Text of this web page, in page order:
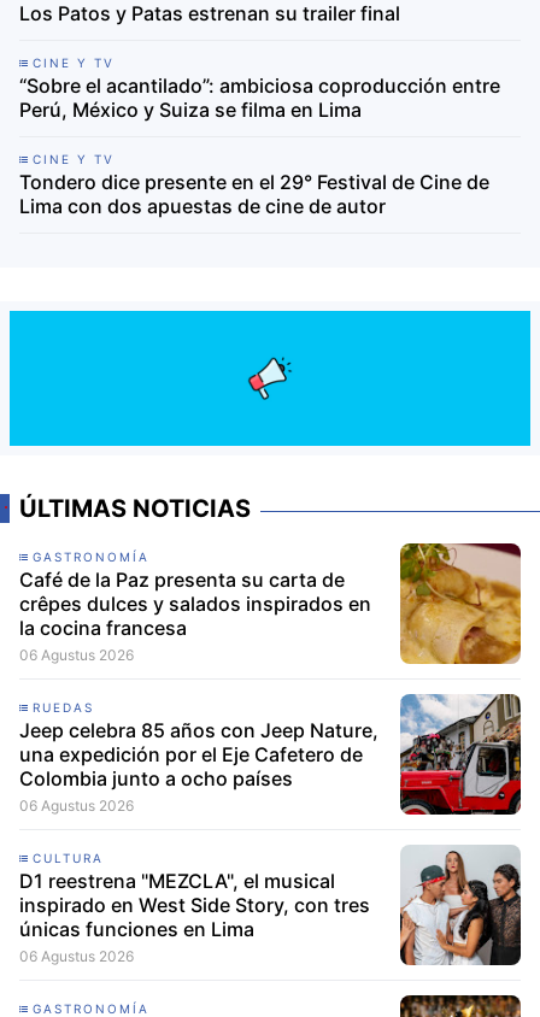
Los Patos y Patas estrenan su trailer final
CINE Y TV
“Sobre el acantilado”: ambiciosa coproducción entre
Perú, México y Suiza se filma en Lima
CINE Y TV
Tondero dice presente en el 29° Festival de Cine de
Lima con dos apuestas de cine de autor
ÚLTIMAS NOTICIAS
GASTRONOMÍA
Café de la Paz presenta su carta de
crêpes dulces y salados inspirados en
la cocina francesa
06 Agustus 2026
RUEDAS
Jeep celebra 85 años con Jeep Nature,
una expedición por el Eje Cafetero de
Colombia junto a ocho países
06 Agustus 2026
CULTURA
D1 reestrena "MEZCLA", el musical
inspirado en West Side Story, con tres
únicas funciones en Lima
06 Agustus 2026
GASTRONOMÍA